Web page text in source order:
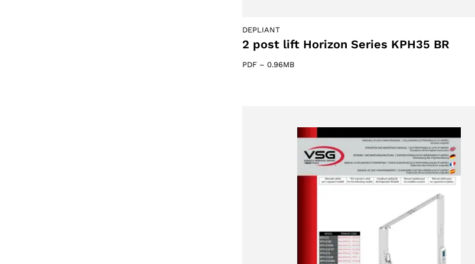
DEPLIANT
2 post lift Horizon Series KPH35 BR
PDF – 0.96MB